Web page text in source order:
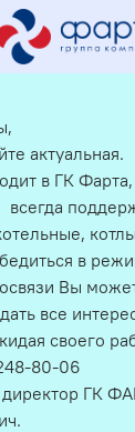
актуальная.
в ГК
в
Вы
все
своего
80-06
ГК